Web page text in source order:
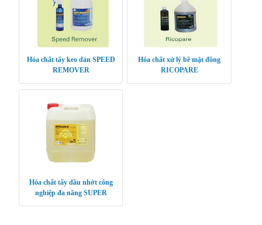
Hóa chất tẩy keo dán SPEED
REMOVER
Hóa chất xử lý bề mặt đồng
RICOPARE
Hóa chất tẩy dầu nhớt công
nghiệp đa năng SUPER